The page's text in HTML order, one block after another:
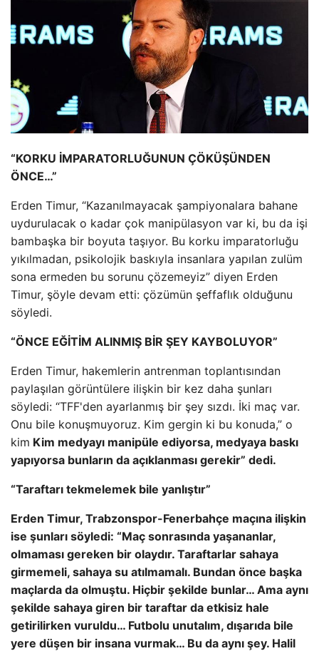
“KORKU İMPARATORLUĞUNUN ÇÖKÜŞÜNDEN
ÖNCE…”
Erden Timur, “Kazanılmayacak şampiyonalara bahane
uydurulacak o kadar çok manipülasyon var ki, bu da işi
bambaşka bir boyuta taşıyor. Bu korku imparatorluğu
yıkılmadan, psikolojik baskıyla insanlara yapılan zulüm
sona ermeden bu sorunu çözemeyiz” diyen Erden
Timur, şöyle devam etti: çözümün şeffaflık olduğunu
söyledi.
“ÖNCE EĞİTİM ALINMIŞ BİR ŞEY KAYBOLUYOR”
Erden Timur, hakemlerin antrenman toplantısından
paylaşılan görüntülere ilişkin bir kez daha şunları
söyledi: “TFF'den ayarlanmış bir şey sızdı. İki maç var.
Onu bile konuşmuyoruz. Kim gergin ki bu konuda,” o
kim Kim medyayı manipüle ediyorsa, medyaya baskı
yapıyorsa bunların da açıklanması gerekir” dedi.
“Taraftarı tekmelemek bile yanlıştır”
Erden Timur, Trabzonspor-Fenerbahçe maçına ilişkin
ise şunları söyledi: “Maç sonrasında yaşananlar,
olmaması gereken bir olaydır. Taraftarlar sahaya
girmemeli, sahaya su atılmamalı. Bundan önce başka
maçlarda da olmuştu. Hiçbir şekilde bunlar… Ama aynı
şekilde sahaya giren bir taraftar da etkisiz hale
getirilirken vuruldu… Futbolu unutalım, dışarıda bile
yere düşen bir insana vurmak… Bu da aynı şey. Halil